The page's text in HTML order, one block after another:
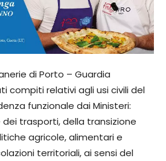
di Porto – Guardia
compiti relativi agli usi civili del
funzionale dai Ministeri:
trasporti, della transizione
agricole, alimentari e
territoriali, ai sensi del